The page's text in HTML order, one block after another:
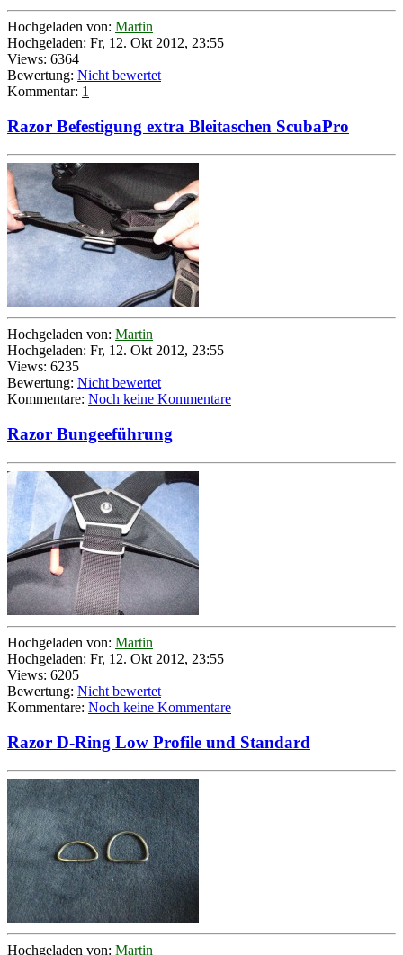
Hochgeladen von: Martin
Hochgeladen: Fr, 12. Okt 2012, 23:55
Views: 6364
Bewertung: Nicht bewertet
Kommentar: 1
Razor Befestigung extra Bleitaschen ScubaPro
Hochgeladen von: Martin
Hochgeladen: Fr, 12. Okt 2012, 23:55
Views: 6235
Bewertung: Nicht bewertet
Kommentare: Noch keine Kommentare
Razor Bungeeführung
Hochgeladen von: Martin
Hochgeladen: Fr, 12. Okt 2012, 23:55
Views: 6205
Bewertung: Nicht bewertet
Kommentare: Noch keine Kommentare
Razor D-Ring Low Profile und Standard
Hochgeladen von: Martin